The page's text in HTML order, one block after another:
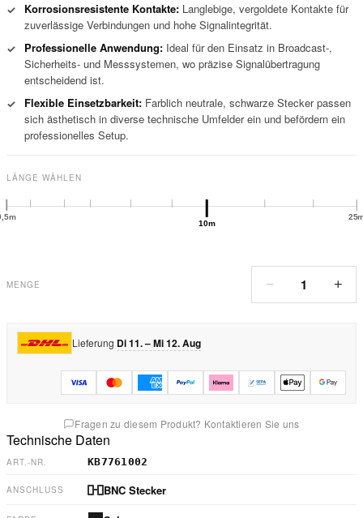
✓
Korrosionsresistente Kontakte: Langlebige, vergoldete Kontakte für
zuverlässige Verbindungen und hohe Signalintegrität.
✓
Professionelle Anwendung: Ideal für den Einsatz in Broadcast-,
Sicherheits- und Messsystemen, wo präzise Signalübertragung
entscheidend ist.
✓
Flexible Einsetzbarkeit: Farblich neutrale, schwarze Stecker passen
sich ästhetisch in diverse technische Umfelder ein und befördern ein
professionelles Setup.
LÄNGE WÄHLEN
10m
MENGE − 1 +
Lieferung Di 11. – Mi 12. Aug
Fragen zu diesem Produkt? Kontaktieren Sie uns
Technische Daten
ART.-NR. KB7761002
ANSCHLUSS BNC Stecker